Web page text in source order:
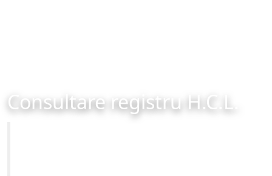
Consultare registru H.C.L.